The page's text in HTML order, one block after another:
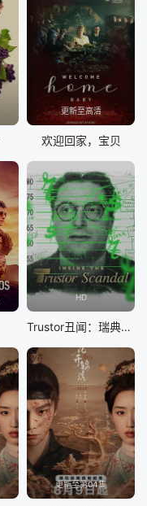
更新至高清
欢迎回家，宝贝
HD
Trustor丑闻：瑞典金融案内幕
更新至第04集